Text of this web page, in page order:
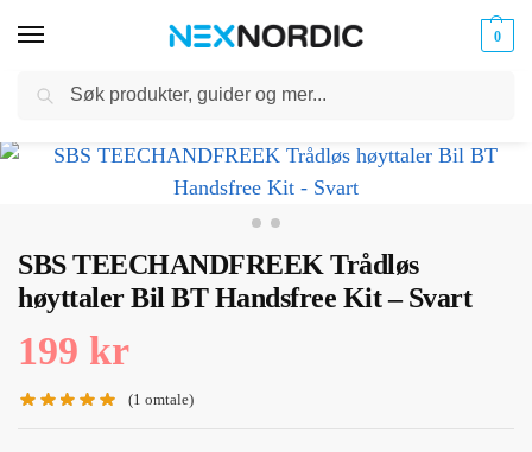
0
til
Kabler
SBS TEECHANDFREEK Trådløs
høyttaler Bil BT Handsfree Kit – Svart
199 kr
(1 omtale)